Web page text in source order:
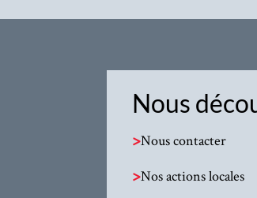
Nous
>Nous contacter
>Nos actions locales